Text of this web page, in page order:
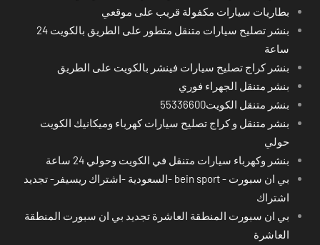
بطاريات سيارات مكفولة قريب على موقعي
بنشر تصليح سيارات متنقل متطور على الطريق بالكويت 24
ساعة
بنشر كراج تصليح سيارات فينشر بالكويت على الطريق
بنشر متنقل الجهراء فوري
بنشر متنقل الكويت55336600
بنشر متنقل و كراج تصليح سيارات كهرباء وميكانيك الكويت
حولي
بنشر وكهرباء سيارات متنقل في الكويت وحولي 24 ساعة
بي ان سبورت - bein sport -السعودية -اشتراك ريسيفر- تجديد
اشتراك
بي ان سبورت المنطقة العاشرة تجديد بي ان سبورت المنطقة
العاشرة